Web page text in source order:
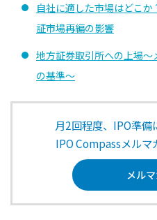
自社に適した市場はどこ
証市場再編の影響
地方証券取引所への上場
の基準～
月2回程度、IPO準備
IPO Compassメルマ
メル